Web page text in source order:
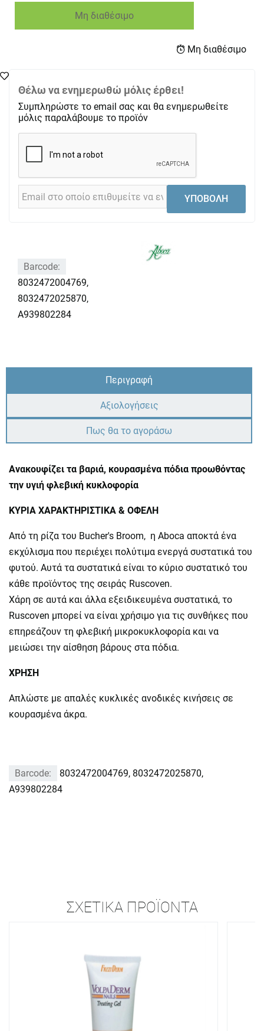
Μη διαθέσιμο
Μη διαθέσιμο
Θέλω να ενημερωθώ μόλις έρθει!
Συμπληρώστε το email σας και θα ενημερωθείτε
μόλις παραλάβουμε το προϊόν
ΥΠΟΒΟΛΗ
Barcode:
8032472004769,
8032472025870,
A939802284
Περιγραφή
Αξιολογήσεις
Πως θα το αγοράσω
Ανακουφίζει τα βαριά, κουρασμένα πόδια προωθόντας
την υγιή φλεβική κυκλοφορία
ΚΥΡΙΑ ΧΑΡΑΚΤΗΡΙΣΤΙΚΑ & ΟΦΕΛΗ
Από τη ρίζα του Bucher's Broom, η Aboca αποκτά ένα
εκχύλισμα που περιέχει πολύτιμα ενεργά συστατικά του
φυτού. Αυτά τα συστατικά είναι το κύριο συστατικό του
κάθε προϊόντος της σειράς Ruscoven.
Χάρη σε αυτά και άλλα εξειδικευμένα συστατικά, το
Ruscoven μπορεί να είναι χρήσιμο για τις συνθήκες που
επηρεάζουν τη φλεβική μικροκυκλοφορία και να
μειώσει την αίσθηση βάρους στα πόδια.
ΧΡΗΣΗ
Απλώστε με απαλές κυκλικές ανοδικές κινήσεις σε
κουρασμένα άκρα.
Barcode:
8032472004769, 8032472025870,
A939802284
ΣΧΕΤΙΚΆ ΠΡΟΪΌΝΤΑ